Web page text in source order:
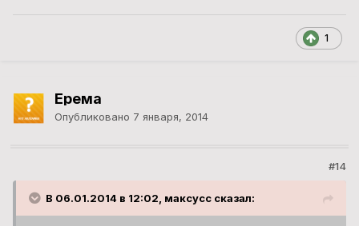
1
Ерема
Опубликовано 7 января, 2014
#14
В 06.01.2014 в 12:02, максусс сказал: